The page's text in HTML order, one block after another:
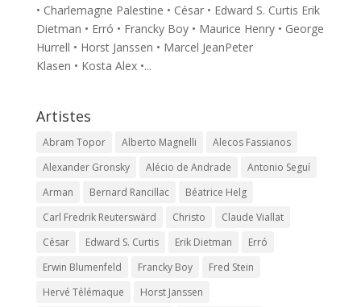
• Charlemagne Palestine • César • Edward S. Curtis Erik
Dietman • Erró • Francky Boy • Maurice Henry • George
Hurrell • Horst Janssen • Marcel JeanPeter
Klasen • Kosta Alex •...
Artistes
Abram Topor Alberto Magnelli
Alecos Fassianos
Alexander Gronsky
Alécio de Andrade
Antonio Seguí
Arman
Bernard Rancillac
Béatrice Helg
Carl Fredrik Reuterswärd
Christo
Claude Viallat
César
Edward S. Curtis Erik Dietman
Erró
Erwin Blumenfeld
Francky Boy
Fred Stein
Hervé Télémaque
Horst Janssen